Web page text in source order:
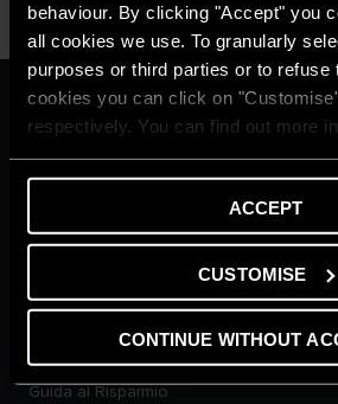
behaviour. By clicking "Accept" you
all cookies we use. To granularly
purposes or third parties or to refuse
cookies you can click on
respectively. You can find out more
ACCEPT
CUSTOMISE
CONTINUE WITHOUT
ARISTON GROUP
Il brand Ariston
Il gruppo
Fatti ed evidenze di
Carriere
Consigli e Soluzioni
Home Living
Guida agli Incentivi
Guida al Risparmio